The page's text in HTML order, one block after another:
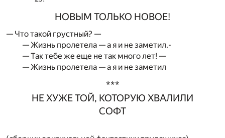
НОВЫМ ТОЛЬКО НОВОЕ!
— Что такой грустный? —
— Жизнь пролетела — а я и не заметил.-
— Так тебе же еще не так много лет! —
— Жизнь пролетела — а я и не заметил
***
НЕ ХУЖЕ ТОЙ, КОТОРУЮ ХВАЛИЛИ
СОФТ